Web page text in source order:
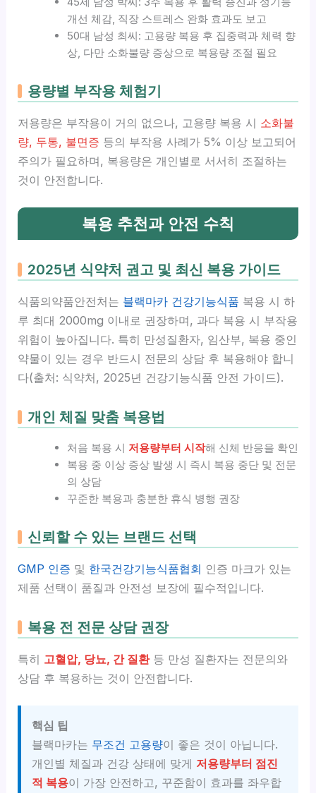
개선 체감, 직장 스트레스 완화 효과도 보고
50대 남성 최씨: 고용량 복용 후 집중력과 체력 향
상, 다만 소화불량 증상으로 복용량 조절 필요
용량별 부작용 체험기
저용량은 부작용이 거의 없으나, 고용량 복용 시 소화불
량, 두통, 불면증 등의 부작용 사례가 5% 이상 보고되어
주의가 필요하며, 복용량은 개인별로 서서히 조절하는
것이 안전합니다.
복용 추천과 안전 수칙
2025년 식약처 권고 및 최신 복용 가이드
식품의약품안전처는 블랙마카 건강기능식품 복용 시 하
루 최대 2000mg 이내로 권장하며, 과다 복용 시 부작용
위험이 높아집니다. 특히 만성질환자, 임산부, 복용 중인
약물이 있는 경우 반드시 전문의 상담 후 복용해야 합니
다(출처: 식약처, 2025년 건강기능식품 안전 가이드).
개인 체질 맞춤 복용법
처음 복용 시 저용량부터 시작해 신체 반응을 확인
복용 중 이상 증상 발생 시 즉시 복용 중단 및 전문
의 상담
꾸준한 복용과 충분한 휴식 병행 권장
신뢰할 수 있는 브랜드 선택
GMP 인증 및 한국건강기능식품협회 인증 마크가 있는
제품 선택이 품질과 안전성 보장에 필수적입니다.
복용 전 전문 상담 권장
특히 고혈압, 당뇨, 간 질환등 만성 질환자는 전문의와
상담 후 복용하는 것이 안전합니다.
핵심 팁
블랙마카는 무조건 고용량이 좋은 것이 아닙니다.
개인별 체질과 건강 상태에 맞게 저용량부터 점진
적 복용이 가장 안전하고, 꾸준함이 효과를 좌우합